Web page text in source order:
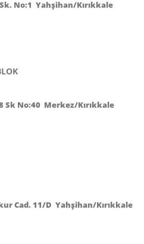
No:1 Yahşihan/Kırıkkale
YURDU B BLOK
Sk No:40 Merkez/Kırıkkale
YURDU
Cad. 11/D Yahşihan/Kırıkkale